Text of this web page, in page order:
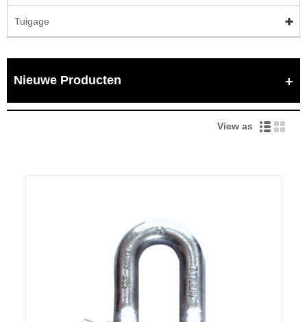
Tuigage
Nieuwe Producten
View as